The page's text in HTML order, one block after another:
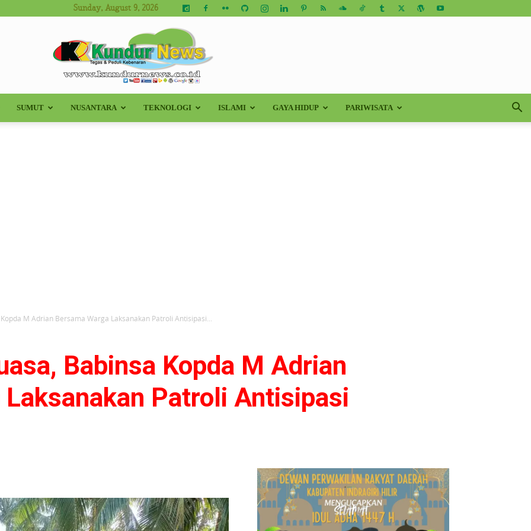
Sunday, August 9, 2026
Kundur
SUMUT NUSANTARA TEKNOLOGI ISLAMI GAYA HIDUP PARIWISATA
M Adrian Bersama Warga Laksanakan Patroli Antisipasi...
Babinsa Kopda M Adrian
Laksanakan Patroli Antisipasi